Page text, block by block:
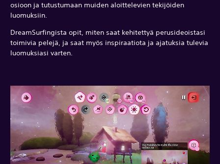
osioon ja tutustumaan muiden aloittelevien tekijöiden
luomuksiin.
DreamSurfingista opit, miten saat kehitettyä perusideoistasi
toimivia pelejä, ja saat myös inspiraatiota ja ajatuksia tulevia
luomuksiasi varten.